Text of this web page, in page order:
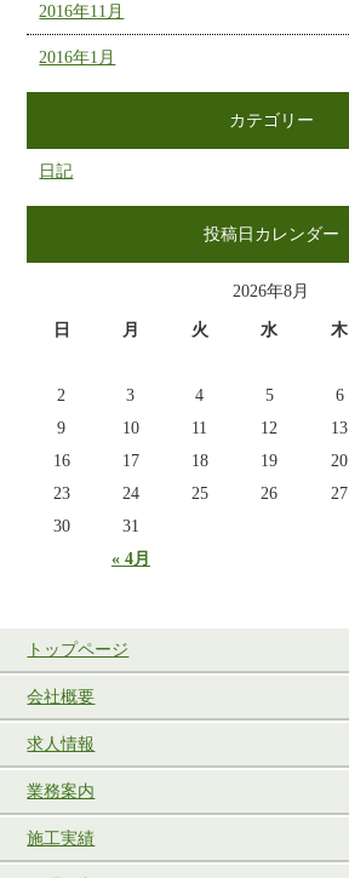
2016年11月
2016年1月
カテゴリー
日記
投稿日カレンダー
2026年8月
日 月 火 水 木
« 4月
2
3 4 5 6
9
10 11 12 13
16
17 18 19 20
23
24 25 26 27
30
31
トップページ
会社概要
求人情報
業務案内
施工実績